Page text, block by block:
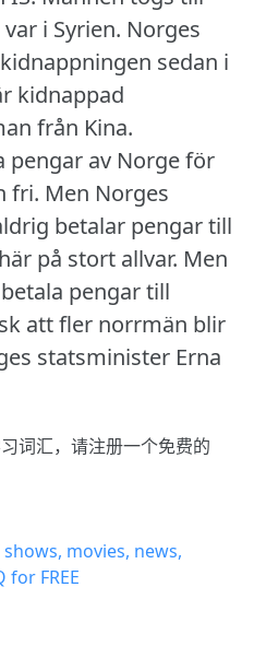
i Syrien. Norges
sedan i
kidnappad
från Kina.
pengar av Norge för
fri. Men Norges
betalar pengar till
på stort allvar. Men
pengar till
att fler norrmän blir
statsminister Erna
词汇，请注册一个免费的